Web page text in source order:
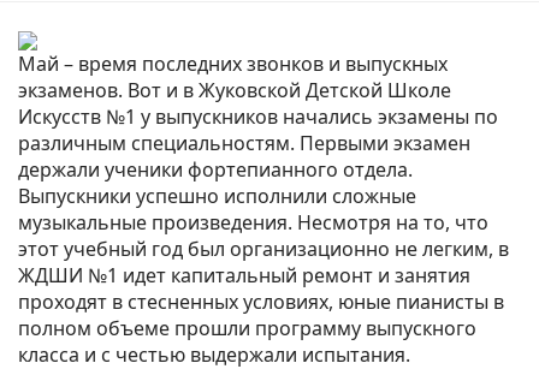
Май – время последних звонков и выпускных
экзаменов. Вот и в Жуковской Детской Школе
Искусств №1 у выпускников начались экзамены по
различным специальностям. Первыми экзамен
держали ученики фортепианного отдела.
Выпускники успешно исполнили сложные
музыкальные произведения. Несмотря на то, что
этот учебный год был организационно не легким, в
ЖДШИ №1 идет капитальный ремонт и занятия
проходят в стесненных условиях, юные пианисты в
полном объеме прошли программу выпускного
класса и с честью выдержали испытания.